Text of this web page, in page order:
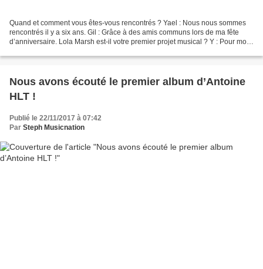
Quand et comment vous êtes-vous rencontrés ? Yael : Nous nous sommes
rencontrés il y a six ans. Gil : Grâce à des amis communs lors de ma fête
d’anniversaire. Lola Marsh est-il votre premier projet musical ? Y : Pour moi,
Nous avons écouté le premier album d’Antoine
HLT !
Publié le 22/11/2017 à 07:42
Par Steph Musicnation